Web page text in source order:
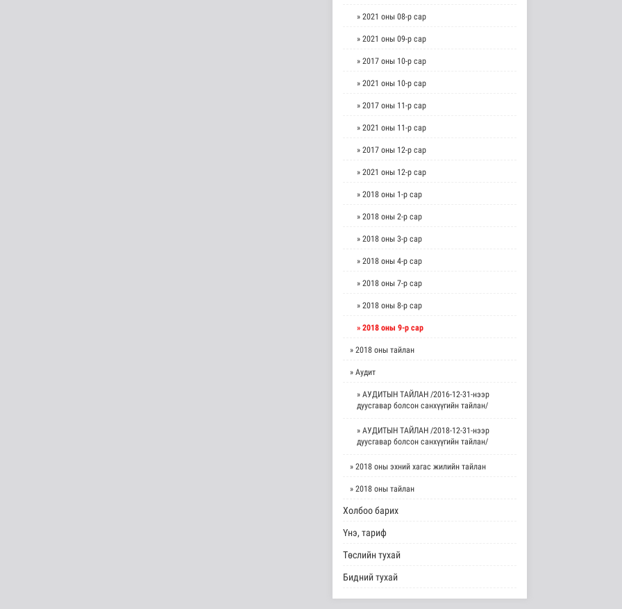
» 2021 оны 08-р сар
» 2021 оны 09-р сар
» 2017 оны 10-р сар
» 2021 оны 10-р сар
» 2017 оны 11-р сар
» 2021 оны 11-р сар
» 2017 оны 12-р сар
» 2021 оны 12-р сар
» 2018 оны 1-р сар
» 2018 оны 2-р сар
» 2018 оны 3-р сар
» 2018 оны 4-р сар
» 2018 оны 7-р сар
» 2018 оны 8-р сар
» 2018 оны 9-р сар
» 2018 оны тайлан
» Аудит
» АУДИТЫН ТАЙЛАН /2016-12-31-нээр
дуусгавар болсон санхүүгийн тайлан/
» АУДИТЫН ТАЙЛАН /2018-12-31-нээр
дуусгавар болсон санхүүгийн тайлан/
» 2018 оны эхний хагас жилийн тайлан
» 2018 оны тайлан
Холбоо барих
Үнэ, тариф
Төслийн тухай
Бидний тухай